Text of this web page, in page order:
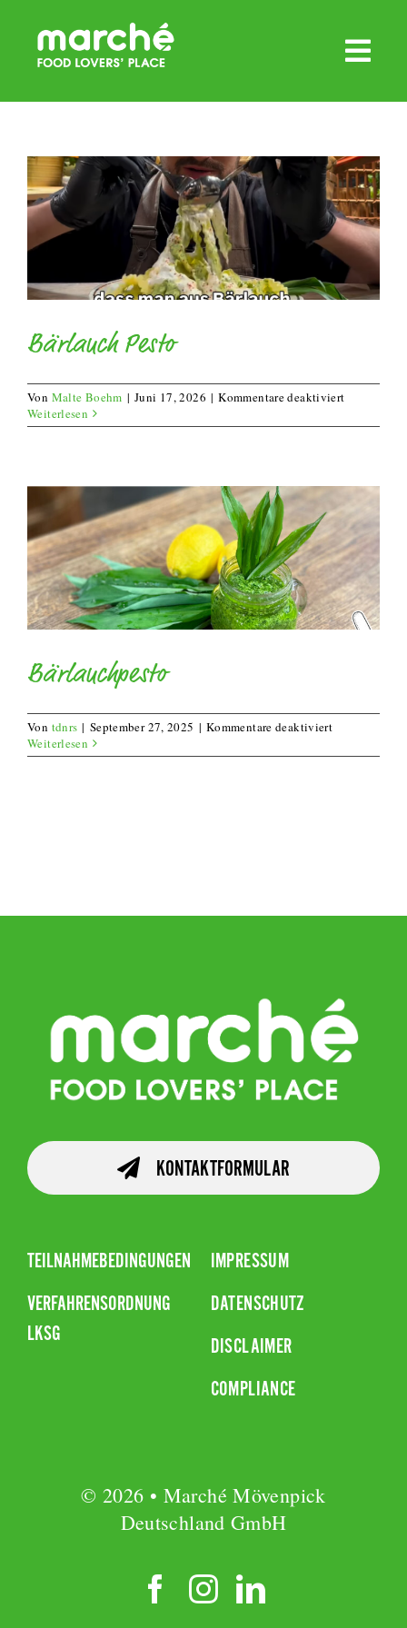
Inhalt
Bärlauch Pesto
Von Malte Boehm | Juni 17, 2026 | Kommentare deaktiviertfür
Pesto
Weiterlesen
Bärlauchpesto
Von tdnrs | September 27, 2025 | Kommentare deaktiviertfür
Weiterlesen
KONTAKTFORMULAR
TEILNAHMEBEDINGUNGEN
VERFAHRENSORDNUNG
LKSG
IMPRESSUM
DATENSCHUTZ
DISCLAIMER
COMPLIANCE
© 2026 • Marché Mövenpick
Deutschland GmbH